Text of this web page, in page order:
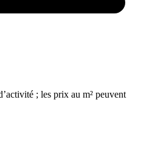
; les prix au m² peuvent